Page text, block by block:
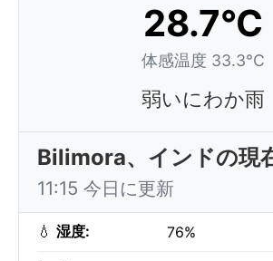
28.7°C
体感温度 33.3°C
弱いにわか雨
Bilimora、インドの現
11:15 今日に更新
💧 湿度: 76%